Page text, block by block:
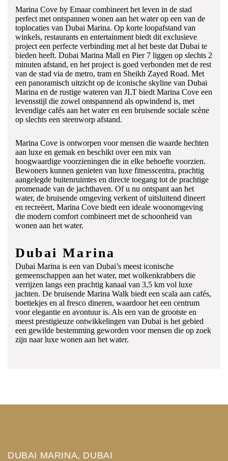
Marina Cove by Emaar combineert het leven in de stad
perfect met ontspannen wonen aan het water op een van de
toplocaties van Dubai Marina. Op korte loopafstand van
winkels, restaurants en entertainment biedt dit exclusieve
project een perfecte verbinding met al het beste dat Dubai te
bieden heeft. Dubai Marina Mall en Pier 7 liggen op slechts 2
minuten afstand, en het project is goed verbonden met de rest
van de stad via de metro, tram en Sheikh Zayed Road. Met
een panoramisch uitzicht op de iconische skyline van Dubai
Marina en de rustige wateren van JLT biedt Marina Cove een
levensstijl die zowel ontspannend als opwindend is, met
levendige cafés aan het water en een bruisende sociale scène
op slechts een steenworp afstand.
Marina Cove is ontworpen voor mensen die waarde hechten
aan luxe en gemak en beschikt over een mix van
hoogwaardige voorzieningen die in elke behoefte voorzien.
Bewoners kunnen genieten van luxe fitnesscentra, prachtig
aangelegde buitenruimtes en directe toegang tot de prachtige
promenade van de jachthaven. Of u nu ontspant aan het
water, de bruisende omgeving verkent of uitsluitend dineert
en recreëert, Marina Cove biedt een ideale woonomgeving
die modern comfort combineert met de schoonheid van
wonen aan het water.
Dubai Marina
Dubai Marina is een van Dubai’s meest iconische
gemeenschappen aan het water, met wolkenkrabbers die
verrijzen langs een prachtig kanaal van 3,5 km vol luxe
jachten. De bruisende Marina Walk biedt een scala aan cafés,
boetiekjes en al fresco dineren, waardoor het een centrum
voor elegantie en avontuur is. Als een van de grootste en
meest prestigieuze ontwikkelingen van Dubai is het gebied
een gewilde bestemming geworden voor mensen die op zoek
zijn naar luxe wonen aan het water.
DUBAI MARINA, DUBAI